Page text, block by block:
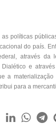
políticas
do país.
através da
e
a
para a